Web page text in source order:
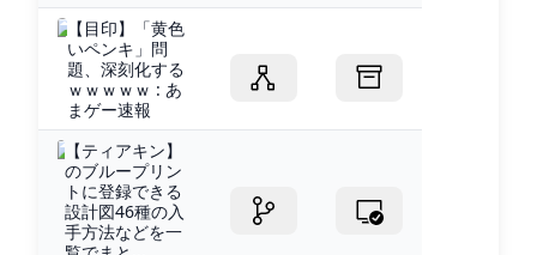
【目印】「黄色
いペンキ」問
題、深刻化する
ｗｗｗｗｗ : あ
まゲー速報
【ティアキン】
のブループリン
トに登録できる
設計図46種の入
手方法などを一